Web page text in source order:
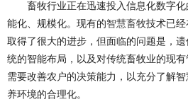
畜牧行业正在迅速投入信息化数字化
能化、规模化。现有的智慧畜牧技术已
取得了很大的进步，但面临的问题是，
统的智能布局，以及对传统畜牧业的现
需要改善农户的决策能力，以充分了解
养环境的合理化。